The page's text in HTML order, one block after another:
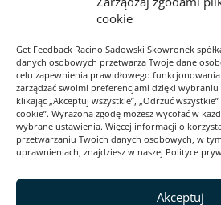
cookie
Get Feedback Racino Sadowski Skowronek
danych osobowych przetwarza Twoje dane
celu zapewnienia prawidłowego
zarządzać swoimi preferencjami dzięki
klikając „Akceptuj wszystkie”, „Odrzuć
cookie”. Wyrażona zgodę możesz wycofać w
wybrane ustawienia. Więcej informacji o
przetwarzaniu Twoich danych osobowych, w
uprawnieniach, znajdziesz w naszej Polityce
Akceptuj
Solutions
Ejemplos de encuestas
Resources
Company